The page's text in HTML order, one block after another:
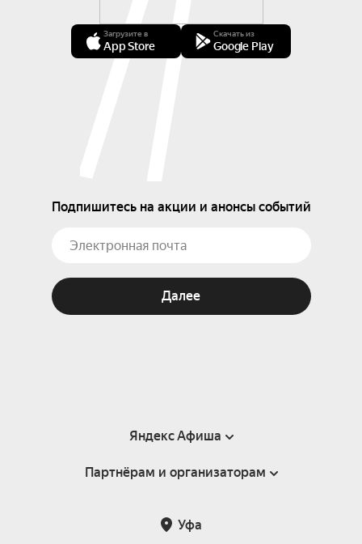
Загрузите в
App Store
Скачать из
Google Play
Подпишитесь на акции и анонсы событий
Далее
Яндекс Афиша
Справка
Подарочные сертификаты
Партнёрам и организаторам
Уфа